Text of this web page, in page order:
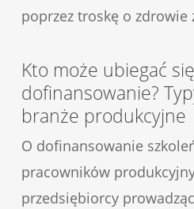
poprzez troskę o zdrowie
Kto może ubiegać
dofinansowanie?
branże produkcyjne
O dofinansowanie
pracowników
przedsiębiorcy